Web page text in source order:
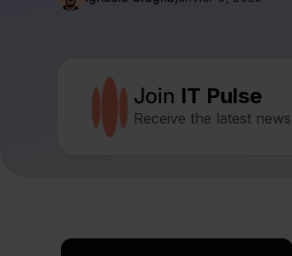
Join IT Pulse
Receive the latest